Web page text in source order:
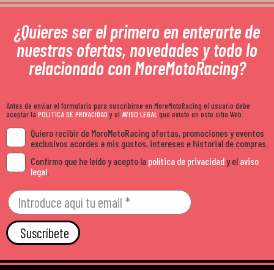
¿Quieres ser el primero en enterarte de
nuestras ofertas, novedades y todo lo
relacionado con MoreMotoRacing?
Antes de enviar el formulario para suscribirse en MoreMotoRacing el usuario debe
aceptar la POLÍTICA DE PRIVACIDADy el AVISO LEGALque existe en este sitio Web.
Quiero recibir de MoreMotoRacing ofertas, promociones y eventos
exclusivos acordes a mis gustos, intereses e historial de compras.
Confirmo que he leído y acepto la política de privacidady el aviso
legal
Suscríbete